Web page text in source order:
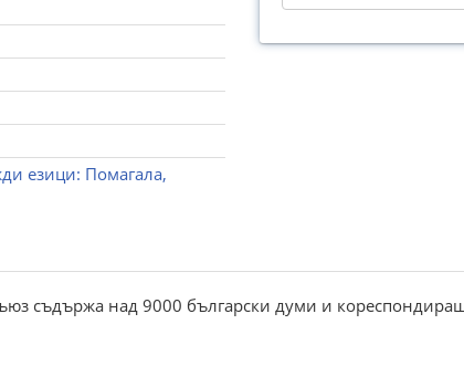
езици: Помагала,
съдържа над 9000 български думи и